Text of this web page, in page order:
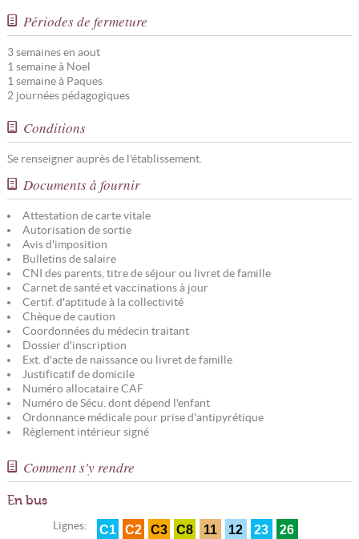
Périodes de fermeture
3 semaines en aout
1 semaine à Noel
1 semaine à Paques
2 journées pédagogiques
Conditions
Se renseigner auprès de l'établissement.
Documents à fournir
Attestation de carte vitale
Autorisation de sortie
Avis d'imposition
Bulletins de salaire
CNI des parents, titre de séjour ou livret de famille
Carnet de santé et vaccinations à jour
Certif. d'aptitude à la collectivité
Chèque de caution
Coordonnées du médecin traitant
Dossier d'inscription
Ext. d'acte de naissance ou livret de famille
Justificatif de domicile
Numéro allocataire CAF
Numéro de Sécu. dont dépend l'enfant
Ordonnance médicale pour prise d'antipyrétique
Règlement intérieur signé
Comment s'y rendre
En bus
Lignes: C1 C2 C3 C8 11 12 23 26